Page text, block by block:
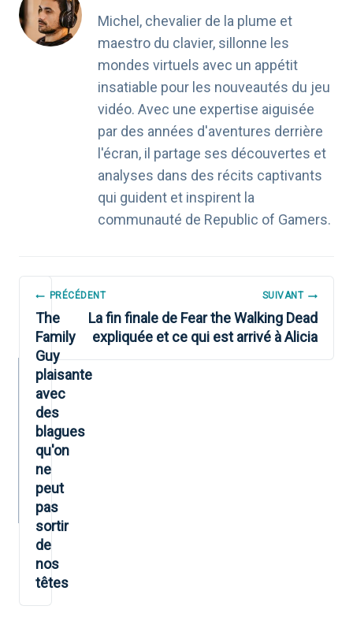
Michel, chevalier de la plume et
maestro du clavier, sillonne les
mondes virtuels avec un appétit
insatiable pour les nouveautés du jeu
vidéo. Avec une expertise aiguisée
par des années d'aventures derrière
l'écran, il partage ses découvertes et
analyses dans des récits captivants
qui guident et inspirent la
communauté de Republic of Gamers.
NAVIGATION
DE
L’ARTICLE
PRÉCÉDENT
The
Family
Guy
plaisante
avec
des
blagues
qu'on
ne
peut
pas
sortir
de
nos
têtes
SUIVANT
La fin finale de Fear the Walking Dead
expliquée et ce qui est arrivé à Alicia